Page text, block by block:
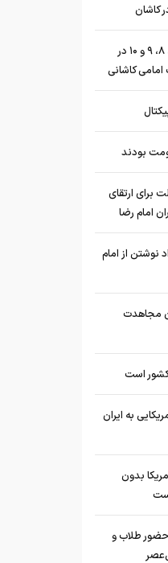
کاشان
آغاز پذیرش طلاب پایه‌های ۷، ۸، ۹ و ۱۰ در
امامی کاشانی
بودند
برای ارتقای
امام رضا
نوشتن از امام
مجاهدت
کشور است
به ایران
بدون
حضور طلاب و